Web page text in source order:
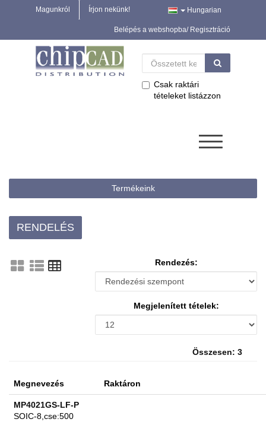
Magunkról Írjon nekünk! Hungarian
Belépés a webshopba/ Regisztráció
Csak raktári
tételeket listázzon
Termékeink
RENDELÉS
Rendezés:
Megjelenített tételek:
Összesen: 3
Megnevezés Raktáron
MP4021GS-LF-P
SOIC-8,cse:500